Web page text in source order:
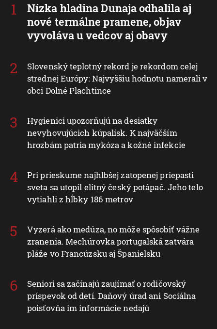
Nízka hladina Dunaja odhalila aj
nové termálne pramene, objav
vyvoláva u vedcov aj obavy
Slovenský teplotný rekord je rekordom celej
strednej Európy: Najvyššiu hodnotu namerali v
obci Dolné Plachtince
Hygienici upozorňujú na desiatky
nevyhovujúcich kúpalísk. K najväčším
hrozbám patria mykóza a kožné infekcie
Pri prieskume najhlbšej zatopenej priepasti
sveta sa utopil elitný český potápač. Jeho telo
vytiahli z hĺbky 186 metrov
Vyzerá ako medúza, no môže spôsobiť vážne
zranenia. Mechúrovka portugalská zatvára
pláže vo Francúzsku aj Španielsku
Seniori sa začínajú zaujímať o rodičovský
príspevok od detí. Daňový úrad ani Sociálna
poisťovňa im informácie nedajú